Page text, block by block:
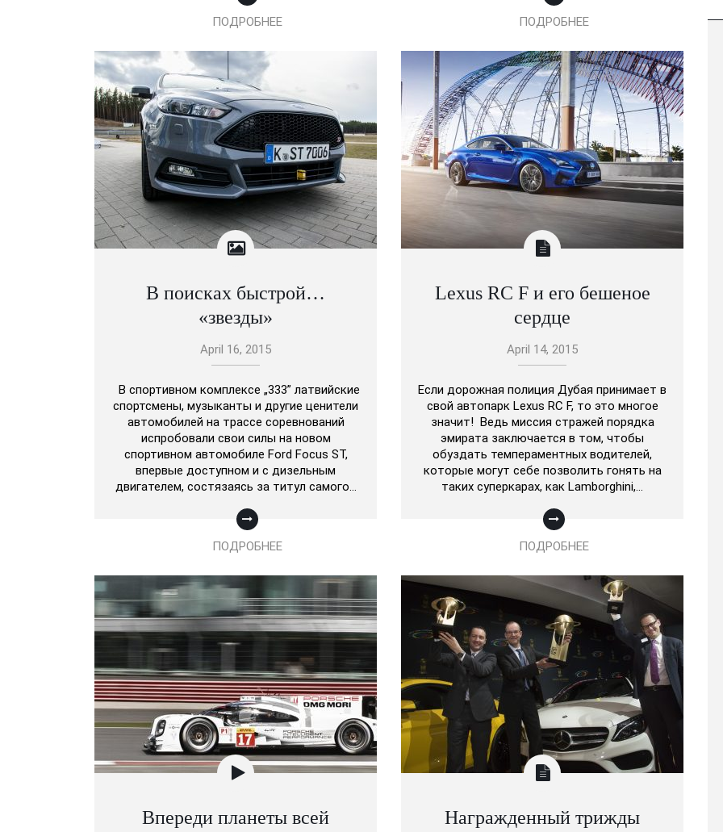
ПОДРОБНЕЕ ПОДРОБНЕЕ
В поисках быстрой…
«звезды»
April 16, 2015
В спортивном комплексе „333” латвийские
спортсмены, музыканты и другие ценители
автомобилей на трассе соревнований
испробовали свои силы на новом
спортивном автомобиле Ford Focus ST,
впервые доступном и с дизельным
двигателем, состязаясь за титул самого…
ПОДРОБНЕЕ
Lexus RC F и его бешеное
сердце
April 14, 2015
Если дорожная полиция Дубая принимает в
свой автопарк Lexus RC F, то это многое
значит! Ведь миссия стражей порядка
эмирата заключается в том, чтобы
обуздать темпераментных водителей,
которые могут себе позволить гонять на
таких суперкарах, как Lamborghini,…
ПОДРОБНЕЕ
Впереди планеты всей Награжденный трижды